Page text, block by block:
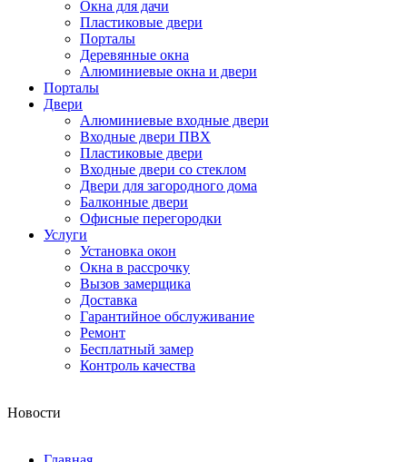
Окна для дачи
Пластиковые двери
Порталы
Деревянные окна
Алюминиевые окна и двери
Порталы
Двери
Алюминиевые входные двери
Входные двери ПВХ
Пластиковые двери
Входные двери со стеклом
Двери для загородного дома
Балконные двери
Офисные перегородки
Услуги
Установка окон
Окна в рассрочку
Вызов замерщика
Доставка
Гарантийное обслуживание
Ремонт
Бесплатный замер
Контроль качества
Новости